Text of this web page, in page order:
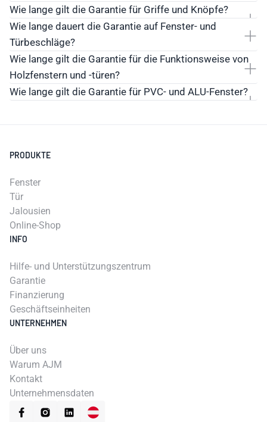
Wie lange gilt die Garantie für Griffe und Knöpfe?
Wie lange dauert die Garantie auf Fenster- und
Türbeschläge?
Wie lange gilt die Garantie für die Funktionsweise von
Holzfenstern und -türen?
Wie lange gilt die Garantie für PVC- und ALU-Fenster?
PRODUKTE
Fenster
Tür
Jalousien
Online-Shop
INFO
Hilfe- und Unterstützungszentrum
Garantie
Finanzierung
Geschäftseinheiten
UNTERNEHMEN
Über uns
Warum AJM
Kontakt
Unternehmensdaten